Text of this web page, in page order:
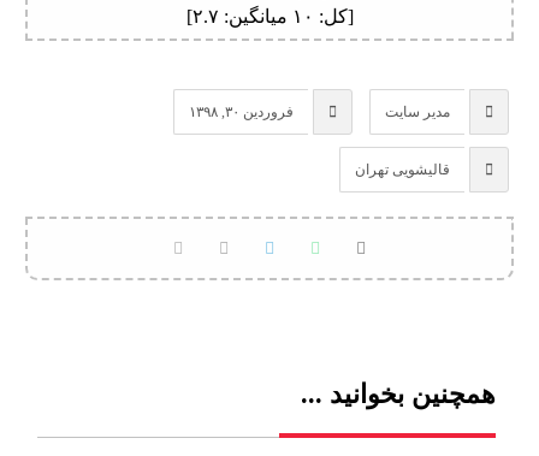
[کل: ۱۰ میانگین: ۲.۷]
مدیر سایت فروردین ۳۰, ۱۳۹۸
قالیشویی تهران
همچنین بخوانید ...